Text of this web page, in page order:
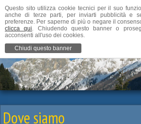
Dove siamo
Questo sito utilizza cookie tecnici per il suo
anche di terze parti, per inviarti pubblicità e
preferenze. Per saperne di più o negare il
clicca qui. Chiudendo questo banner o
acconsenti all'uso dei cookies.
Chiudi questo banner